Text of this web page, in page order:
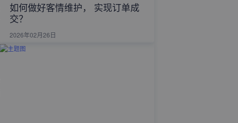
如何做好客情维护， 实现订单成
交？
2026年02月26日